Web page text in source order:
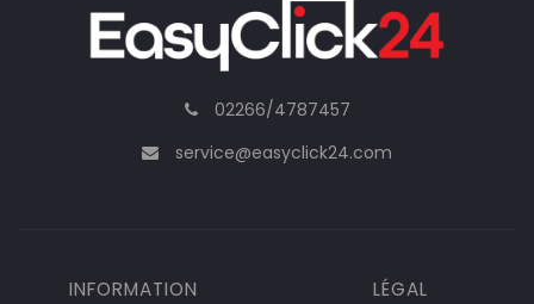
02266/4787457
service@easyclick24.com
INFORMATION LÉGAL